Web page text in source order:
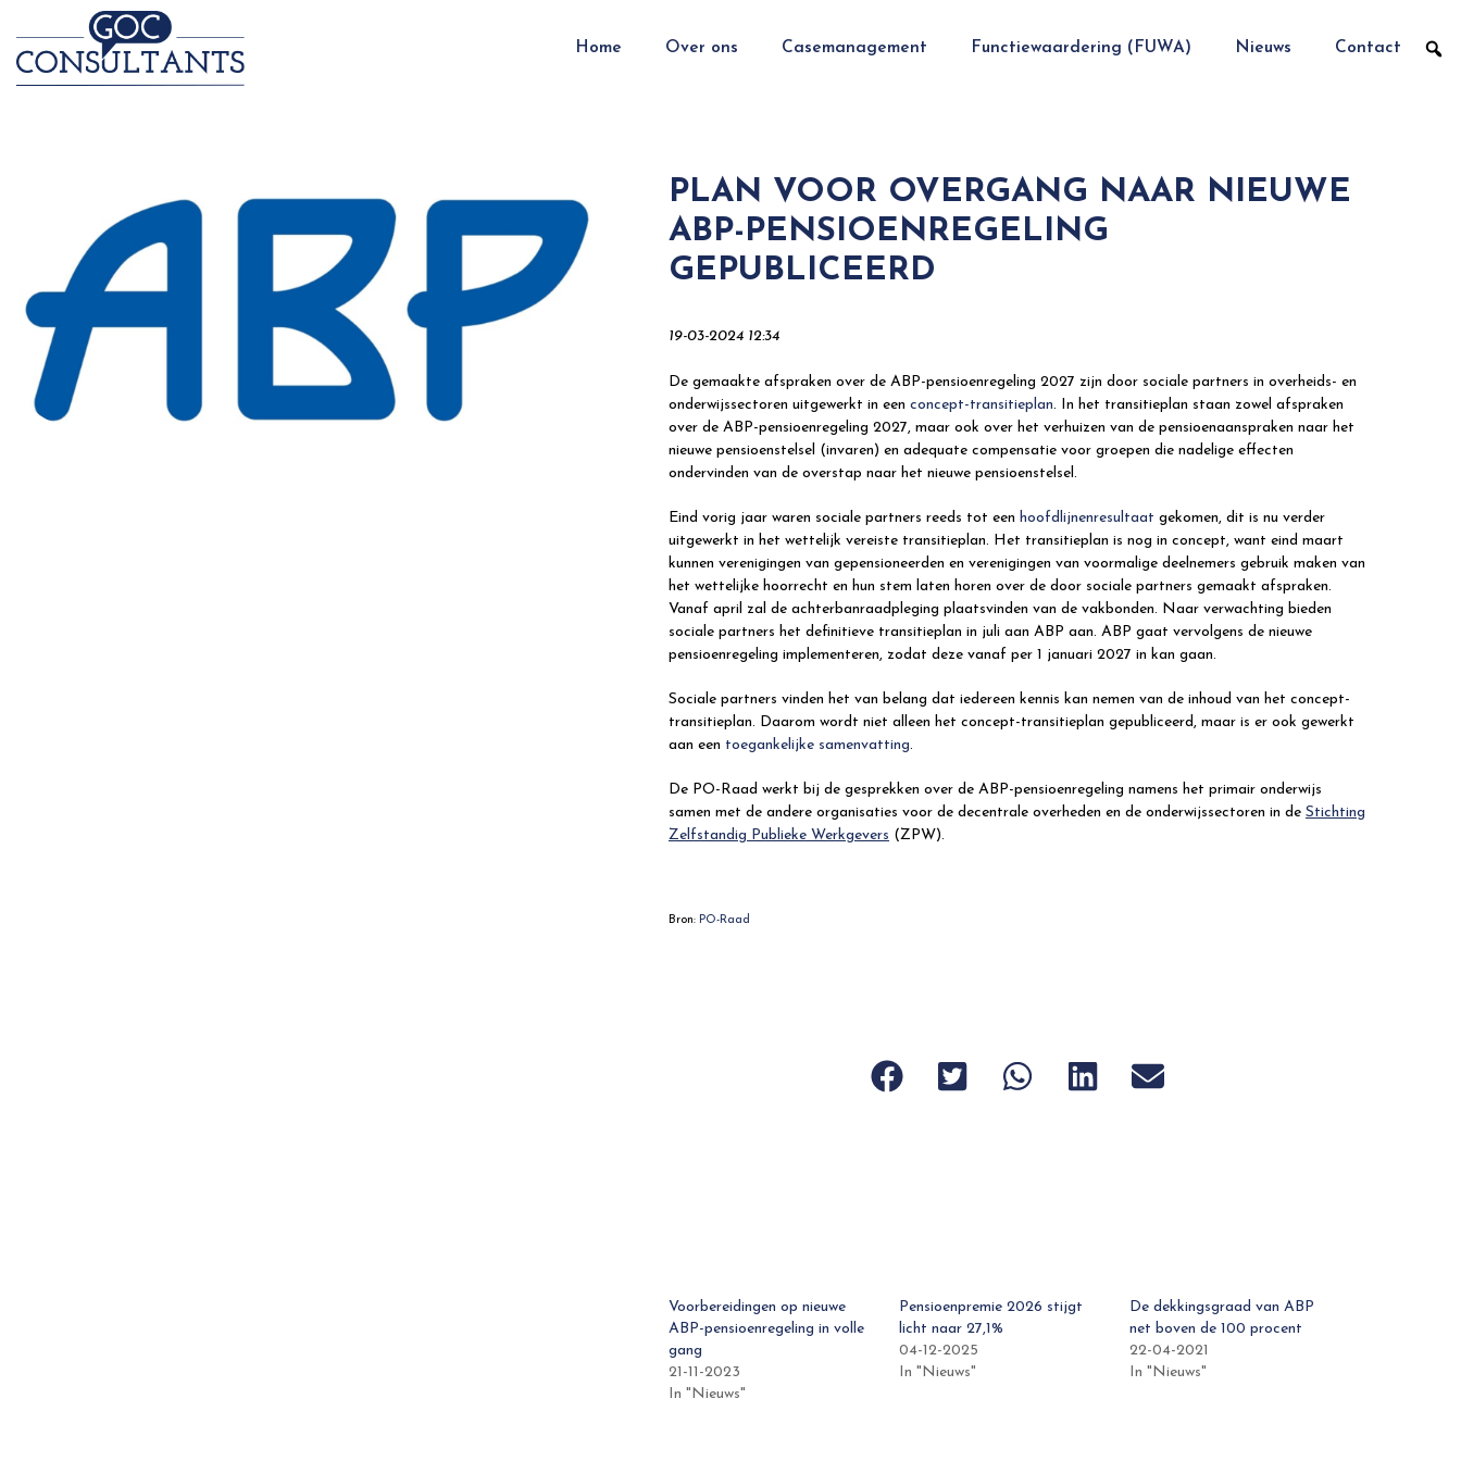
Home Over ons Casemanagement Functiewaardering (FUWA) Nieuws Contact
PLAN VOOR OVERGANG NAAR NIEUWE
ABP-PENSIOENREGELING
GEPUBLICEERD
19-03-2024 12:34
De gemaakte afspraken over de ABP-pensioenregeling 2027 zijn door sociale partners in overheids- en
onderwijssectoren uitgewerkt in een concept-transitieplan. In het transitieplan staan zowel afspraken
over de ABP-pensioenregeling 2027, maar ook over het verhuizen van de pensioenaanspraken naar het
nieuwe pensioenstelsel (invaren) en adequate compensatie voor groepen die nadelige effecten
ondervinden van de overstap naar het nieuwe pensioenstelsel.
Eind vorig jaar waren sociale partners reeds tot een hoofdlijnenresultaat gekomen, dit is nu verder
uitgewerkt in het wettelijk vereiste transitieplan. Het transitieplan is nog in concept, want eind maart
kunnen verenigingen van gepensioneerden en verenigingen van voormalige deelnemers gebruik maken van
het wettelijke hoorrecht en hun stem laten horen over de door sociale partners gemaakt afspraken.
Vanaf april zal de achterbanraadpleging plaatsvinden van de vakbonden. Naar verwachting bieden
sociale partners het definitieve transitieplan in juli aan ABP aan. ABP gaat vervolgens de nieuwe
pensioenregeling implementeren, zodat deze vanaf per 1 januari 2027 in kan gaan.
Sociale partners vinden het van belang dat iedereen kennis kan nemen van de inhoud van het concept-
transitieplan. Daarom wordt niet alleen het concept-transitieplan gepubliceerd, maar is er ook gewerkt
aan een toegankelijke samenvatting.
De PO-Raad werkt bij de gesprekken over de ABP-pensioenregeling namens het primair onderwijs
samen met de andere organisaties voor de decentrale overheden en de onderwijssectoren in de Stichting
Zelfstandig Publieke Werkgevers (ZPW).
Bron: PO-Raad
Voorbereidingen op nieuwe
ABP-pensioenregeling in volle
gang
21-11-2023
In "Nieuws"
Pensioenpremie 2026 stijgt
licht naar 27,1%
04-12-2025
In "Nieuws"
De dekkingsgraad van ABP
net boven de 100 procent
22-04-2021
In "Nieuws"